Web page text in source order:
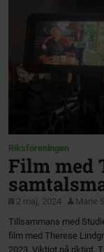
Riksföreningen
Film med
2 maj, 2024
Marie
Tillsammans med
film med Therese
2023, Viktigt på riktigt.